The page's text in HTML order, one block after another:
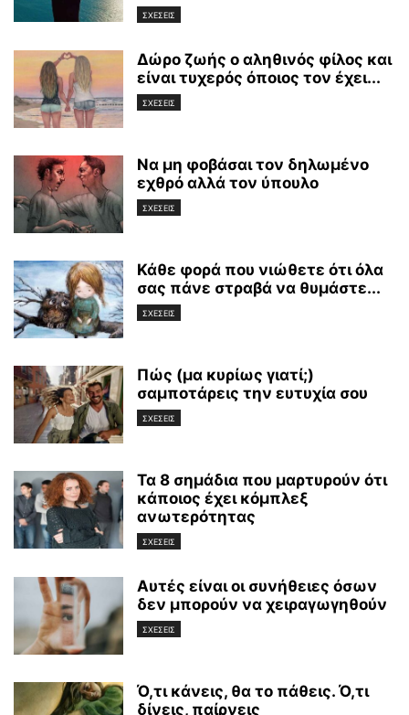
ΣΧΕΣΕΙΣ
Δώρο ζωής ο αληθινός φίλος και
είναι τυχερός όποιος τον έχει...
ΣΧΕΣΕΙΣ
Να μη φοβάσαι τον δηλωμένο
εχθρό αλλά τον ύπουλο
ΣΧΕΣΕΙΣ
Κάθε φορά που νιώθετε ότι όλα
σας πάνε στραβά να θυμάστε...
ΣΧΕΣΕΙΣ
Πώς (μα κυρίως γιατί;)
σαμποτάρεις την ευτυχία σου
ΣΧΕΣΕΙΣ
Τα 8 σημάδια που μαρτυρούν ότι
κάποιος έχει κόμπλεξ
ανωτερότητας
ΣΧΕΣΕΙΣ
Αυτές είναι οι συνήθειες όσων
δεν μπορούν να χειραγωγηθούν
ΣΧΕΣΕΙΣ
Ό,τι κάνεις, θα το πάθεις. Ό,τι
δίνεις, παίρνεις